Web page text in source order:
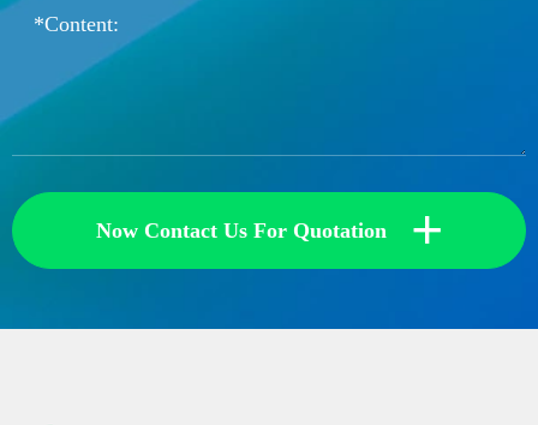
Now Contact Us For Quotation +